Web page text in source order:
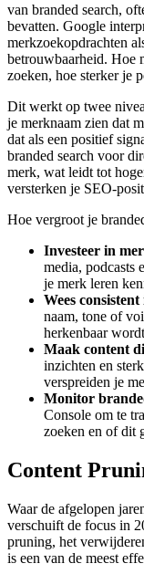
van branded search,
bevatten. Google
merkzoekopdrachten
betrouwbaarheid. Hoe
zoeken, hoe sterker je
Dit werkt op twee
je merknaam zien dat
dat als een positief
branded search voor
merk, wat leidt tot
versterken je SEO-
Hoe vergroot je
Investeer in
media, podcasts
je merk leren
Wees
naam, tone of
herkenbaar wordt
Maak content
inzichten en
verspreiden je
Monitor
Console om te
zoeken en of dit
Content
Waar de afgelopen
verschuift de focus in
pruning, het
is een van de meest